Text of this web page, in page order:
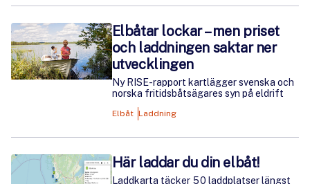
Elbåtar lockar – men priset
och laddningen saktar ner
utvecklingen
Ny RISE-rapport kartlägger svenska och
norska fritidsbåtsägares syn på eldrift
Elbåt Laddning
Här laddar du din elbåt!
Laddkarta täcker 50 laddplatser längst